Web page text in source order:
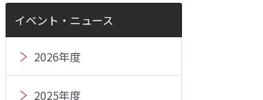
イベント・ニュース
2026年度
2025年度